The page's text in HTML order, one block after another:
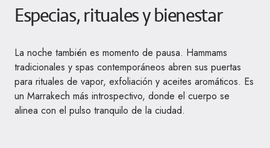
Especias, rituales y bienestar
La noche también es momento de pausa. Hammams
tradicionales y spas contemporáneos abren sus puertas
para rituales de vapor, exfoliación y aceites aromáticos. Es
un Marrakech más introspectivo, donde el cuerpo se
alinea con el pulso tranquilo de la ciudad.